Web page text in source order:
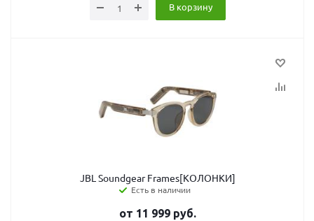
В корзину
JBL Soundgear Frames[КОЛОНКИ]
Есть в наличии
от 11 999 руб.